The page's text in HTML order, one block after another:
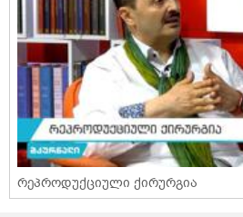
რეპროდუქციული ქირურგია